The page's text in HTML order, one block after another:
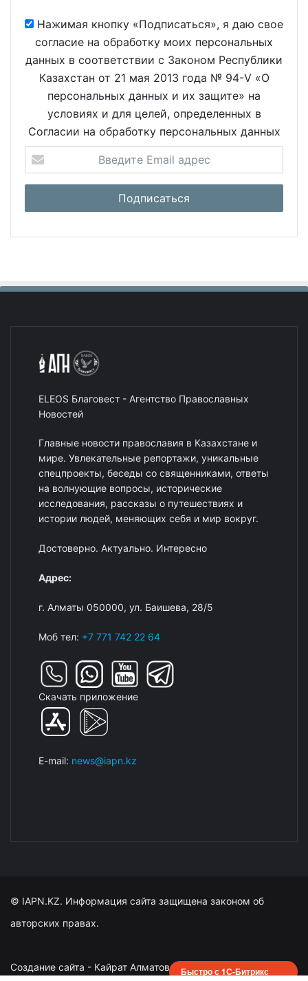
Нажимая кнопку «Подписаться», я даю свое
согласие на обработку моих персональных
данных в соответствии с Законом Республики
Казахстан от 21 мая 2013 года № 94-V «О
персональных данных и их защите» на
условиях и для целей, определенных в
Согласии на обработку персональных данных
ELEOS Благовест - Агентство Православных
Новостей
Главные новости православия в Казахстане и
мире. Увлекательные репортажи, уникальные
спецпроекты, беседы со священниками, ответы
на волнующие вопросы, исторические
исследования, рассказы о путешествиях и
истории людей, меняющих себя и мир вокруг.
Достоверно. Актуально. Интересно
Адрес:
г. Алматы 050000, ул. Баишева, 28/5
Моб тел: +7 771 742 22 64
Скачать приложение
E-mail: news@iapn.kz
© IAPN.KZ. Информация сайта защищена законом об
авторских правах.
Создание сайта - Кайрат Алматов Быстро с 1С-Битрикс